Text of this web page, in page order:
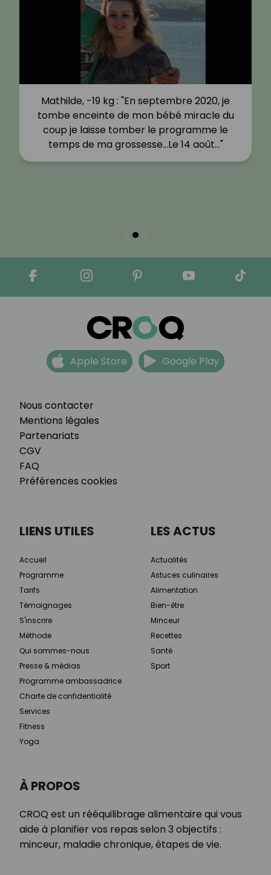
Mathilde, -19 kg : "En septembre 2020, je
tombe enceinte de mon bébé miracle du
coup je laisse tomber le programme le
temps de ma grossesse…Le 14 août…"
Nous contacter
Mentions légales
Partenariats
CGV
FAQ
Préférences cookies
Apple Store Google Play
À PROPOS
CROQ est un rééquilibrage alimentaire qui vous
aide à planifier vos repas selon 3 objectifs :
minceur, maladie chronique, étapes de vie.
LIENS UTILES
Accueil
Programme
Tarifs
Témoignages
S'inscrire
Méthode
Qui sommes-nous
Presse & médias
Programme ambassadrice
Charte de confidentialité
Services
Fitness
Yoga
LES ACTUS
Actualités
Astuces culinaires
Alimentation
Bien-être
Minceur
Recettes
Santé
Sport